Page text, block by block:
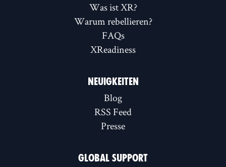
Was ist XR?
Warum rebellieren?
FAQs
XReadiness
NEUIGKEITEN
Blog
RSS Feed
Presse
GLOBAL SUPPORT